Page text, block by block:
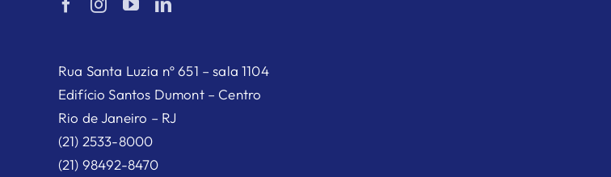
Rua Santa Luzia nº 651 – sala 1104
Edifício Santos Dumont – Centro
Rio de Janeiro – RJ
(21) 2533-8000
(21) 98492-8470